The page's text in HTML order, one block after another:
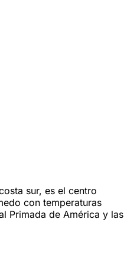
sur, es el centro
con temperaturas
Primada de América y las